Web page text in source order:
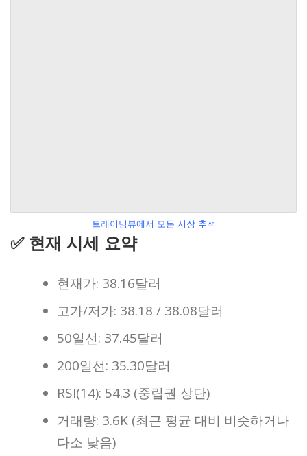
트레이딩뷰에서 모든 시장 추적
✅ 현재 시세 요약
현재가: 38.16달러
고가/저가: 38.18 / 38.08달러
50일선: 37.45달러
200일선: 35.30달러
RSI(14): 54.3 (중립권 상단)
거래량: 3.6K (최근 평균 대비 비슷하거나
다소 낮음)